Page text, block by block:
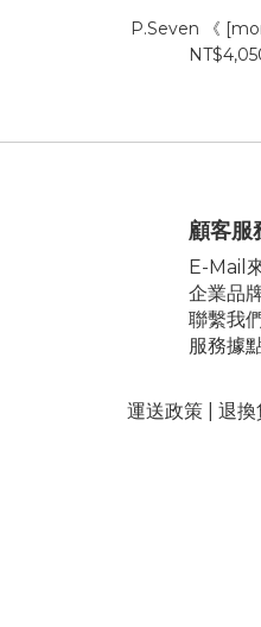
P.Seven 《
顧客服
E-Mail
企業品
聯繫我們
服務據
運送政策| 退換